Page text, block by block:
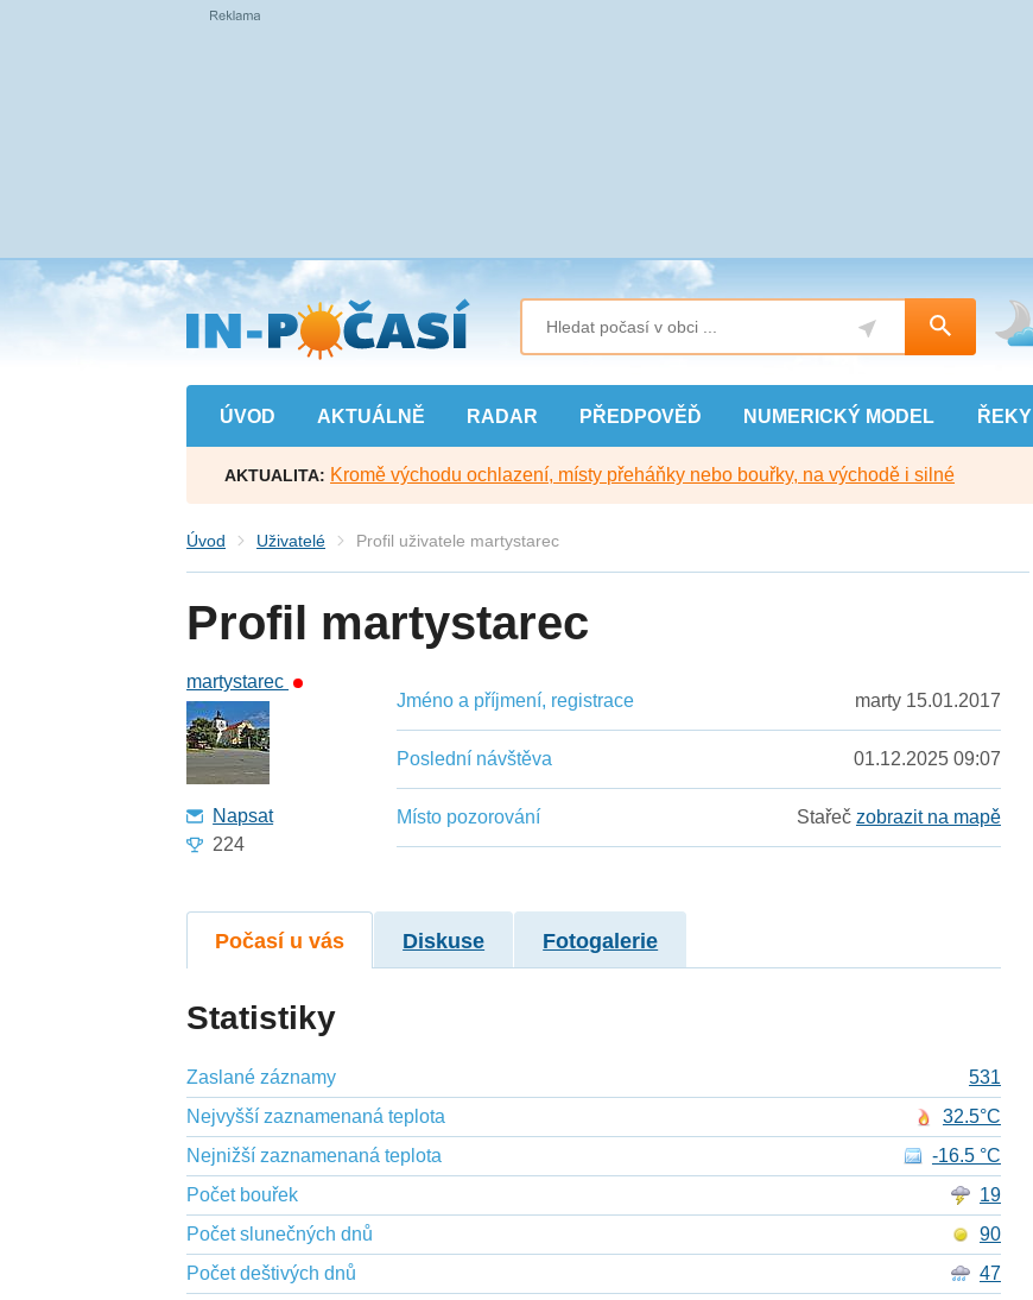
Přejít
na
hlavní
obsah
ÚVOD AKTUÁLNĚ RADAR PŘEDPOVĚĎ NUMERICKÝ MODEL ŘEKY
AKTUALITA: Kromě východu ochlazení, místy přeháňky nebo bouřky, na východě i silné
Úvod Uživatelé Profil uživatele martystarec
Profil martystarec
martystarec
Napsat
224
Jméno a příjmení, registrace marty 15.01.2017
Poslední návštěva 01.12.2025 09:07
Místo pozorování Stařeč zobrazit na mapě
Počasí u vás Diskuse Fotogalerie
Statistiky
Zaslané záznamy
531
Nejvyšší zaznamenaná teplota
32.5°C
Nejnižší zaznamenaná teplota
-16.5 °C
Počet bouřek
19
Počet slunečných dnů
90
Počet deštivých dnů
47